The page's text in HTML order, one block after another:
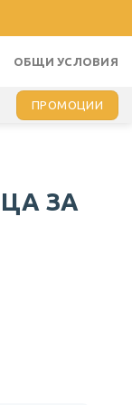
ОБЩИ УСЛОВИЯ
ПРОМОЦИИ
ЗА